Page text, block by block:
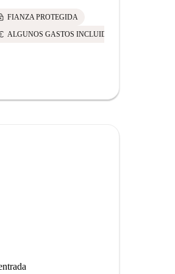
FIANZA PROTEGIDA
ALGUNOS GASTOS INCLUIDOS